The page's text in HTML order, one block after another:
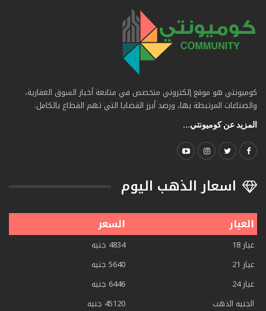
كوميونتي هو موقع إلكتروني متخصص في متابعة أخبار السوق العقارية،
والصناعات المرتبطة بها، ورصد أبرز القضايا التي تهم القطاع بالكامل.
المزيد عن كوميونتي...
اسعار الذهب اليوم
العيار السعر
عيار 18
4834 جنيه
عيار 21
5640 جنيه
عيار 24
6446 جنيه
الجنيه الذهب
45120 جنيه